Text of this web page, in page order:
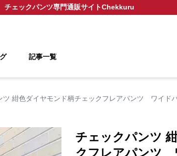
チェックパンツ専門通販サイトChekkuru
記事一覧
ツ 紺色ダイヤモンド柄チェックフレアパンツ ワイド
チェックパンツ
クフレアパンツ